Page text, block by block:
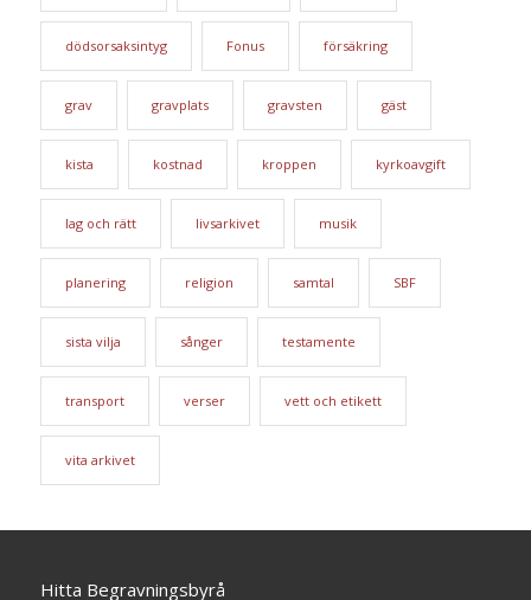
dödsorsaksintyg Fonus försäkring
grav gravplats gravsten gäst
kista kostnad kroppen kyrkoavgift
lag och rätt livsarkivet musik
planering religion samtal SBF
sista vilja sånger testamente
transport verser vett och etikett
vita arkivet
Hitta Begravningsbyrå